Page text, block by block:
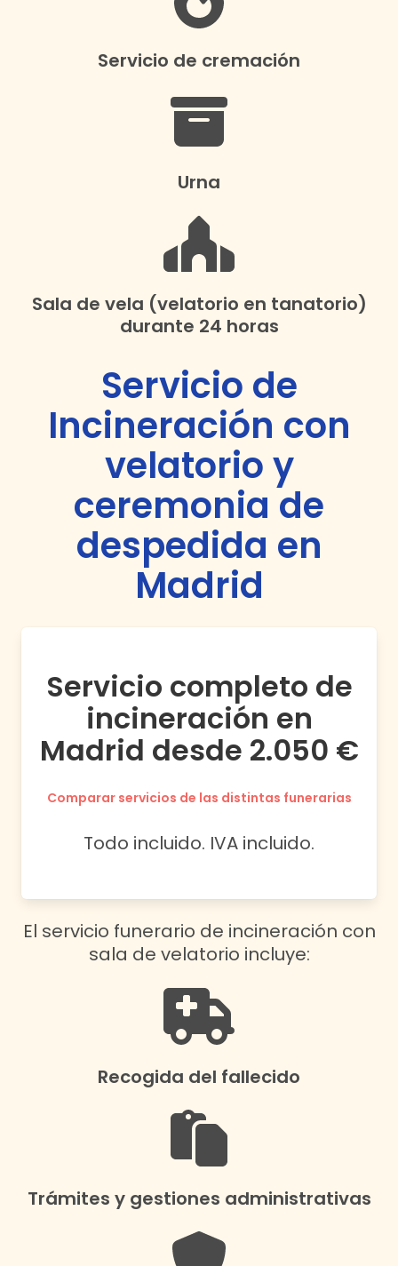
Servicio de cremación
Urna
Sala de vela (velatorio en tanatorio)
durante 24 horas
Servicio de
Incineración con
velatorio y
ceremonia de
despedida en
Madrid
Servicio completo de
incineración en
Madrid desde 2.050 €
Comparar servicios de las distintas funerarias
Todo incluido. IVA incluido.
El servicio funerario de incineración con
sala de velatorio incluye:
Recogida del fallecido
Trámites y gestiones administrativas